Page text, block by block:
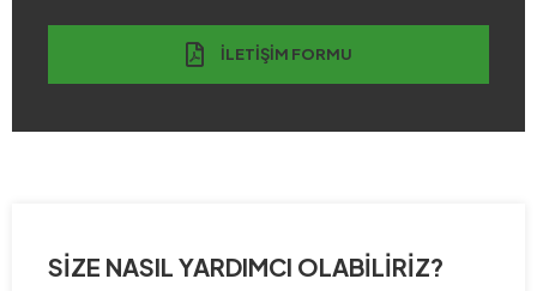
İLETIŞIM FORMU
SIZE NASIL YARDIMCI OLABILIRIZ?